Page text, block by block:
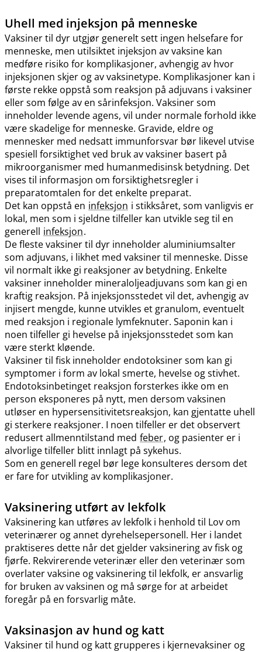
Uhell med injeksjon på menneske
Vaksiner til dyr utgjør generelt sett ingen helsefare for
menneske, men utilsiktet injeksjon av vaksine kan
medføre risiko for komplikasjoner, avhengig av hvor
injeksjonen skjer og av vaksinetype. Komplikasjoner kan i
første rekke oppstå som reaksjon på adjuvans i vaksiner
eller som følge av en sårinfeksjon. Vaksiner som
inneholder levende agens, vil under normale forhold ikke
være skadelige for menneske. Gravide, eldre og
mennesker med nedsatt immunforsvar bør likevel utvise
spesiell forsiktighet ved bruk av vaksiner basert på
mikroorganismer med humanmedisinsk betydning. Det
vises til informasjon om forsiktighetsregler i
preparatomtalen for det enkelte preparat.
Det kan oppstå en infeksjon i stikksåret, som vanligvis er
lokal, men som i sjeldne tilfeller kan utvikle seg til en
generell infeksjon.
De fleste vaksiner til dyr inneholder aluminiumsalter
som adjuvans, i likhet med vaksiner til menneske. Disse
vil normalt ikke gi reaksjoner av betydning. Enkelte
vaksiner inneholder mineraloljeadjuvans som kan gi en
kraftig reaksjon. På injeksjonsstedet vil det, avhengig av
injisert mengde, kunne utvikles et granulom, eventuelt
med reaksjon i regionale lymfeknuter. Saponin kan i
noen tilfeller gi hevelse på injeksjonsstedet som kan
være sterkt kløende.
Vaksiner til fisk inneholder endotoksiner som kan gi
symptomer i form av lokal smerte, hevelse og stivhet.
Endotoksinbetinget reaksjon forsterkes ikke om en
person eksponeres på nytt, men dersom vaksinen
utløser en hypersensitivitetsreaksjon, kan gjentatte uhell
gi sterkere reaksjoner. I noen tilfeller er det observert
redusert allmenntilstand med feber, og pasienter er i
alvorlige tilfeller blitt innlagt på sykehus.
Som en generell regel bør lege konsulteres dersom det
er fare for utvikling av komplikasjoner.
Vaksinering utført av lekfolk
Vaksinering kan utføres av lekfolk i henhold til Lov om
veterinærer og annet dyrehelsepersonell. Her i landet
praktiseres dette når det gjelder vaksinering av fisk og
fjørfe. Rekvirerende veterinær eller den veterinær som
overlater vaksine og vaksinering til lekfolk, er ansvarlig
for bruken av vaksinen og må sørge for at arbeidet
foregår på en forsvarlig måte.
Vaksinasjon av hund og katt
Vaksiner til hund og katt grupperes i kjernevaksiner og